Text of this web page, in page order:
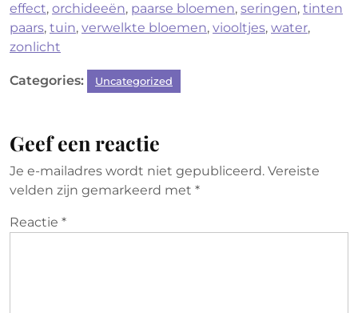
effect, orchideeën, paarse bloemen, seringen, tinten
paars, tuin, verwelkte bloemen, viooltjes, water,
zonlicht
Categories: Uncategorized
Geef een reactie
Je e-mailadres wordt niet gepubliceerd. Vereiste
velden zijn gemarkeerd met *
Reactie *